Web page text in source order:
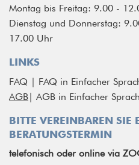
Montag bis Freitag: 9.00 -
Dienstag und Donnerstag:
17.00 Uhr
LINKS
FAQ | FAQ in Einfacher
AGB| AGB in Einfacher
BITTE VEREINBAREN SIE
BERATUNGSTERMIN
telefonisch oder online via